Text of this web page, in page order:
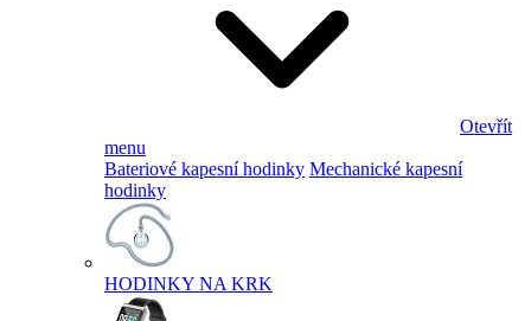
Otevřít
menu
Bateriové kapesní hodinky Mechanické kapesní
hodinky
HODINKY NA KRK